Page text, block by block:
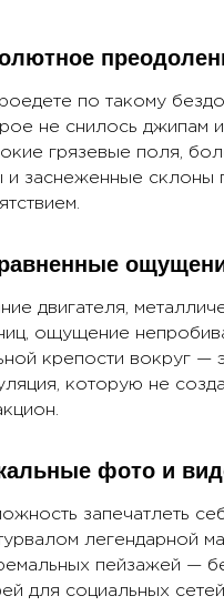
по такому
не снилось джипам
грязевые поля,
и заснеженные склоны
двигателя,
ощущение
крепости вокруг —
которую не
фото и
запечатлеть
легендарной
пейзажей —
для социальных